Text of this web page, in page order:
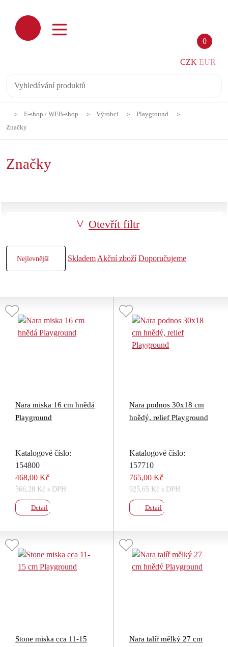
0
CZK EUR
E-shop / WEB-shop Výrobci
Playground
Značky
Značky
Otevřít filtr
Skladem Akční zboží Doporučujeme
Nara miska 16 cm hnědá
Playground
Katalogové číslo:
154800
468,00 Kč
566,28 Kč s DPH
Detail
Nara podnos 30x18 cm
hnědý, relief Playground
Katalogové číslo:
157710
765,00 Kč
925,65 Kč s DPH
Detail
Stone miska cca 11-15
Nara talíř mělký 27 cm